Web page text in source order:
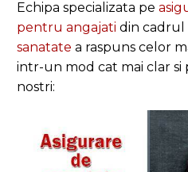
Echipa specializata pe
pentru angajati din cadrul
sanatate a raspuns celor
intr-un mod cat mai clar
nostri: